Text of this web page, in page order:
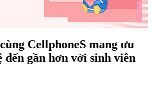
CellphoneS mang ưu
đến gần hơn với sinh viên